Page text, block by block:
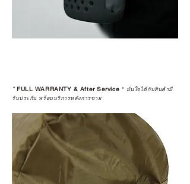
*FULL WARRANTY & After Service * มั่นใจได้กับสินค้ามี
รับประกัน พร้อมบริการหลังการขาย